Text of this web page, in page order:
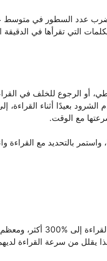
اضرب عدد السطور في متوسط
التي تقرأها في الدقيقة
أو الرجوع للخلف في
بعيدًا أثناء القراءة،
مع الوقت.
بالتحديد مع القراءة
إن التمرن على إستخدام الرؤية الطرفية؛
يقلل من سرعة القراءة